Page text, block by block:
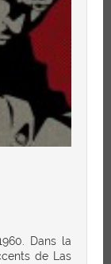
Dans la
de Las